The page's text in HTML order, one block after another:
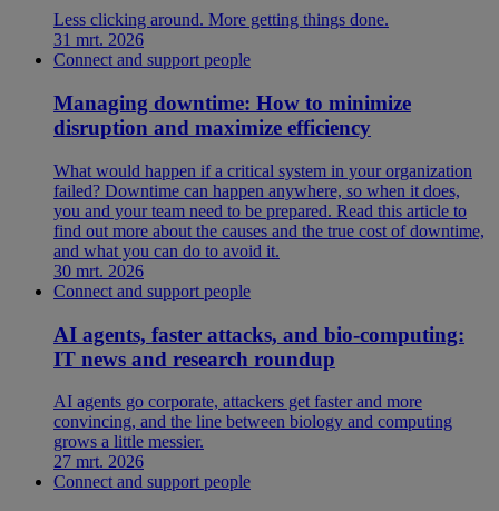
Less clicking around. More getting things done.
31 mrt. 2026
Connect and support people
Managing downtime: How to minimize
disruption and maximize efficiency
What would happen if a critical system in your organization
failed? Downtime can happen anywhere, so when it does,
you and your team need to be prepared. Read this article to
find out more about the causes and the true cost of downtime,
and what you can do to avoid it.
30 mrt. 2026
Connect and support people
AI agents, faster attacks, and bio-computing:
IT news and research roundup
AI agents go corporate, attackers get faster and more
convincing, and the line between biology and computing
grows a little messier.
27 mrt. 2026
Connect and support people